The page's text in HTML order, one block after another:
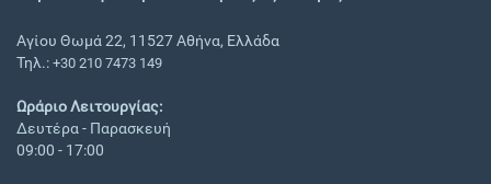
Αγίου Θωμά 22, 11527 Αθήνα, Ελλάδα
Τηλ.: +30 210 7473 149
Ωράριο Λειτουργίας:
Δευτέρα - Παρασκευή
09:00 - 17:00